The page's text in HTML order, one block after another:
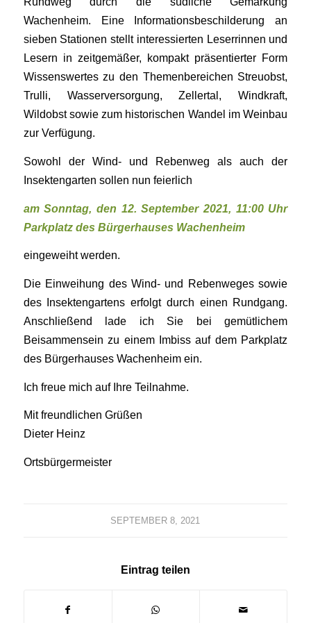
Wachenheim. Eine Informationsbeschilderung an
sieben Stationen stellt interessierten Leserrinnen und
Lesern in zeitgemäßer, kompakt präsentierter Form
Wissenswertes zu den Themenbereichen Streuobst,
Trulli, Wasserversorgung, Zellertal, Windkraft,
Wildobst sowie zum historischen Wandel im Weinbau
zur Verfügung.
Sowohl der Wind- und Rebenweg als auch der
Insektengarten sollen nun feierlich
am Sonntag, den 12. September 2021, 11:00 Uhr
Parkplatz des Bürgerhauses Wachenheim
eingeweiht werden.
Die Einweihung des Wind- und Rebenweges sowie
des Insektengartens erfolgt durch einen Rundgang.
Anschließend lade ich Sie bei gemütlichem
Beisammensein zu einem Imbiss auf dem Parkplatz
des Bürgerhauses Wachenheim ein.
Ich freue mich auf Ihre Teilnahme.
Mit freundlichen Grüßen
Dieter Heinz
Ortsbürgermeister
SEPTEMBER 8, 2021
Eintrag teilen